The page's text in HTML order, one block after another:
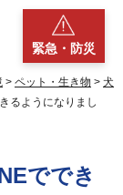
緊急・防災
> ペット・生き物 > 犬
るようになりまし
ででき